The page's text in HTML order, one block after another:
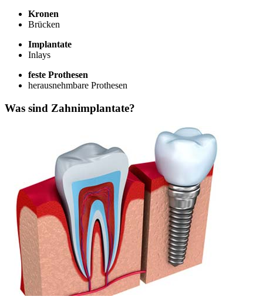
Kronen
Brücken
Implantate
Inlays
feste Prothesen
herausnehmbare Prothesen
Was sind Zahnimplantate?